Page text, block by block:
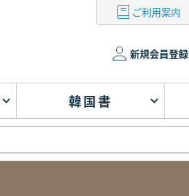
ご利用案内
新規会員登録
韓国書